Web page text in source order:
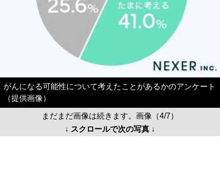
がんになる可能性について考えたことがあるかのアンケート
まだまだ画像は続きます。画像（4/7）
↓ スクロールで次の写真 ↓